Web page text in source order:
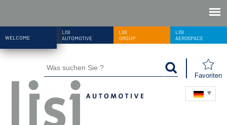
WELCOME
LISI
AUTOMOTIVE
LISI
GROUP
LISI
AEROSPACE
Favoriten